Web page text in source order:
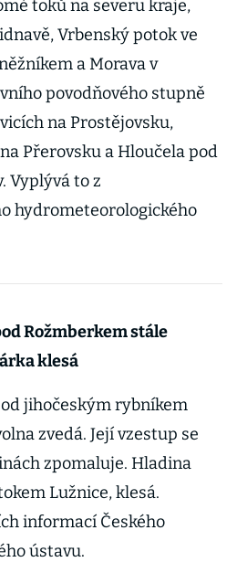
toků na severu kraje,
Vrbenský potok ve
a Morava v
povodňového stupně
na Prostějovsku,
Přerovsku a Hloučela pod
Vyplývá to z
hydrometeorologického
Rožmberkem stále
klesá
jihočeským rybníkem
zvedá. Její vzestup se
zpomaluje. Hladina
Lužnice, klesá.
informací Českého
ústavu.